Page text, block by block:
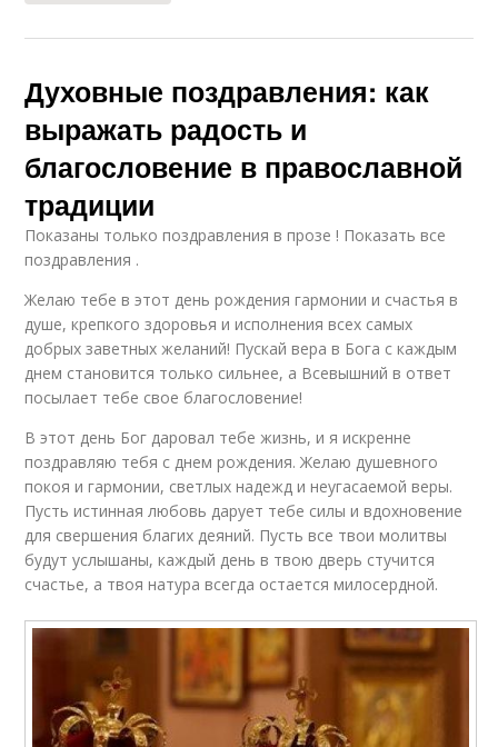
Духовные поздравления: как
выражать радость и
благословение в православной
традиции
Показаны только поздравления в прозе ! Показать все
поздравления .
Желаю тебе в этот день рождения гармонии и счастья в
душе, крепкого здоровья и исполнения всех самых
добрых заветных желаний! Пускай вера в Бога с каждым
днем становится только сильнее, а Всевышний в ответ
посылает тебе свое благословение!
В этот день Бог даровал тебе жизнь, и я искренне
поздравляю тебя с днем рождения. Желаю душевного
покоя и гармонии, светлых надежд и неугасаемой веры.
Пусть истинная любовь дарует тебе силы и вдохновение
для свершения благих деяний. Пусть все твои молитвы
будут услышаны, каждый день в твою дверь стучится
счастье, а твоя натура всегда остается милосердной.